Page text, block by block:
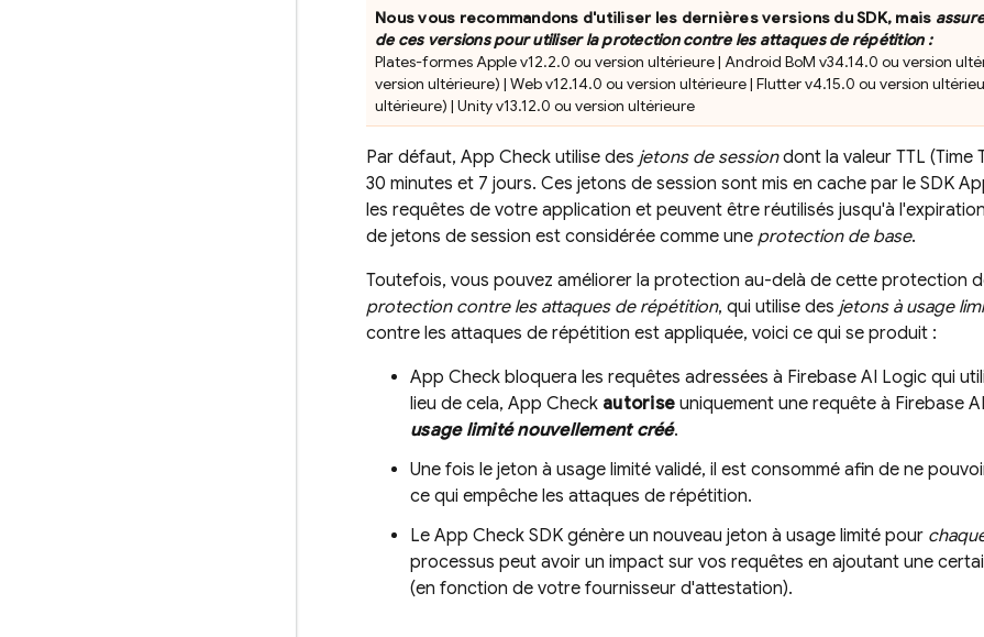
Nous vous recommandons d'utiliser les dernières versions du SDK, mais
de ces versions pour utiliser la protection contre les attaques de répétition :
Plates-formes Apple v12.2.0 ou version ultérieure | Android BoM v34.14.0 ou version
version ultérieure) | Web v12.14.0 ou version ultérieure | Flutter v4.15.0 ou version
ultérieure) | Unity v13.12.0 ou version ultérieure
Par défaut, App Check utilise des jetons de sessiondont la valeur TTL (Time
30 minutes et 7 jours. Ces jetons de session sont mis en cache par le SDK
les requêtes de votre application et peuvent être réutilisés jusqu'à
de jetons de session est considérée comme une protection de base.
Toutefois, vous pouvez améliorer la protection au-delà de cette protection
protection contre les attaques de répétition, qui utilise des jetons à usage
contre les attaques de répétition est appliquée, voici ce qui se produit :
App Check bloquera les requêtes adressées à Firebase AI Logic qui
lieu de cela, App Check autorise uniquement une requête à Firebase
usage limité nouvellement créé.
Une fois le jeton à usage limité validé, il est consommé afin de ne
ce qui empêche les attaques de répétition.
Le App Check SDK génère un nouveau jeton à usage limité pour
processus peut avoir un impact sur vos requêtes en ajoutant une
(en fonction de votre fournisseur d'attestation).